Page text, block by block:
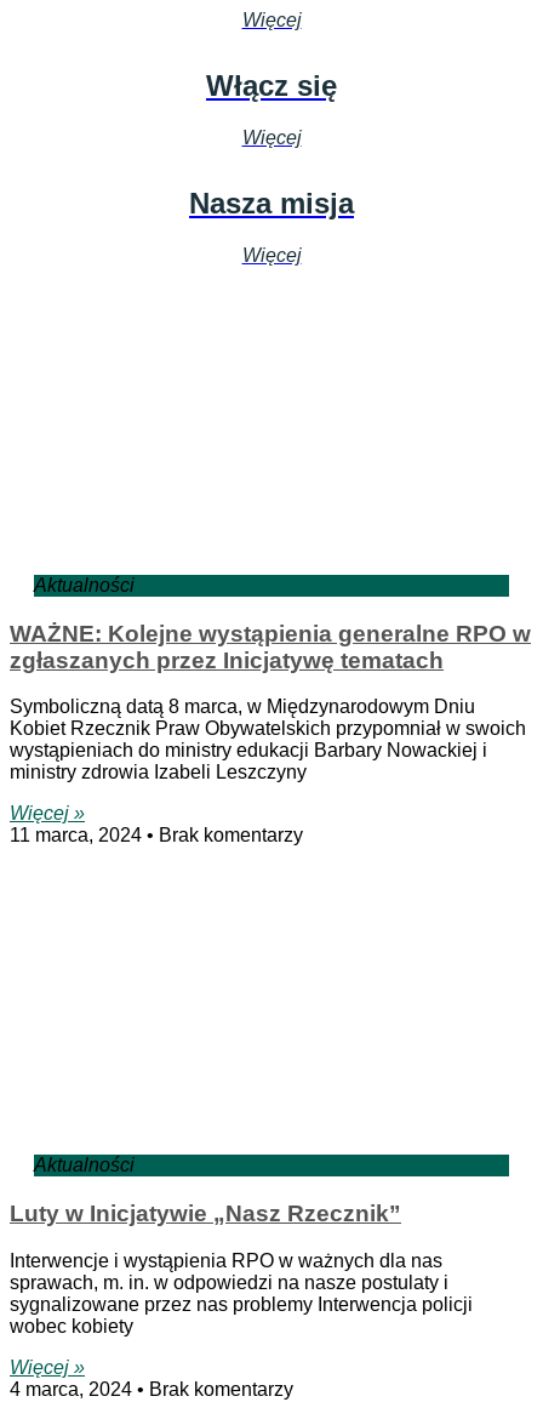
Więcej
Włącz się
Więcej
Nasza misja
Więcej
Aktualności
WAŻNE: Kolejne wystąpienia generalne RPO w
zgłaszanych przez Inicjatywę tematach
Symboliczną datą 8 marca, w Międzynarodowym Dniu
Kobiet Rzecznik Praw Obywatelskich przypomniał w swoich
wystąpieniach do ministry edukacji Barbary Nowackiej i
ministry zdrowia Izabeli Leszczyny
Więcej »
11 marca, 2024
Brak komentarzy
Aktualności
Luty w Inicjatywie „Nasz Rzecznik”
Interwencje i wystąpienia RPO w ważnych dla nas
sprawach, m. in. w odpowiedzi na nasze postulaty i
sygnalizowane przez nas problemy Interwencja policji
wobec kobiety
Więcej »
4 marca, 2024
Brak komentarzy